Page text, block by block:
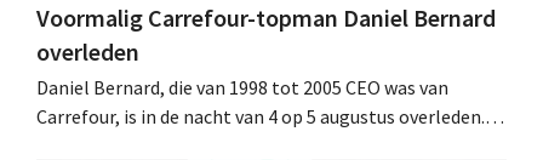
Voormalig Carrefour-topman Daniel Bernard
overleden
Daniel Bernard, die van 1998 tot 2005 CEO was van
Carrefour, is in de nacht van 4 op 5 augustus overleden.